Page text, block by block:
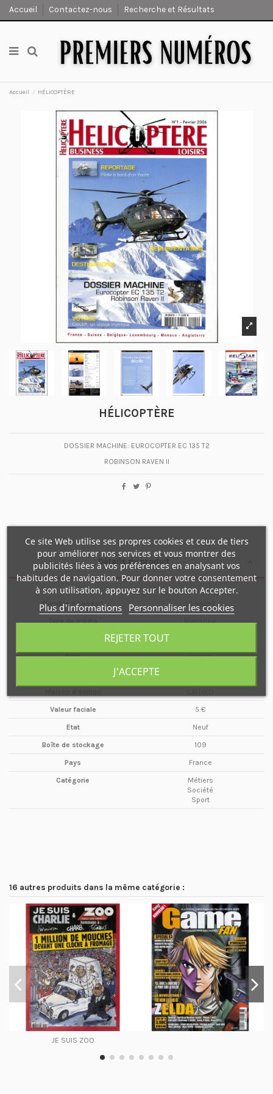
Accueil Contactez-nous Recherche et Résultats
Accueil HÉLICOPTÈRE
HÉLICOPTÈRE
DOSSIER MACHINE: EUROCOPTER EC 135 T2
ROBINSON RAVEN II
Détails du produit
Nombre de pages 52 pages
Date Février
Valeur faciale 5 €
Etat Neuf
Boîte de stockage 109
Pays France
Catégorie
Métiers
Société
Sport
16 autres produits dans la même catégorie :
JE SUIS ZOO
Ce site Web utilise ses propres cookies et ceux de tiers
pour améliorer nos services et vous montrer des
publicités liées à vos préférences en analysant vos
habitudes de navigation. Pour donner votre consentement
à son utilisation, appuyez sur le bouton Accepter.
Plus d'informations Personnaliser les cookies
REJETER TOUT
J'ACCEPTE